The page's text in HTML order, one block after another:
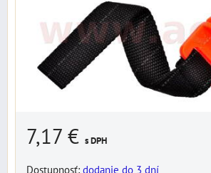
7,17 € s DPH
Dostupnosť: dodanie do 3 dní